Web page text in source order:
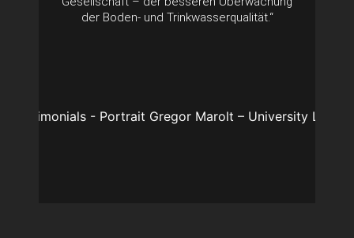
der Boden- und Trinkwasserqualität.“